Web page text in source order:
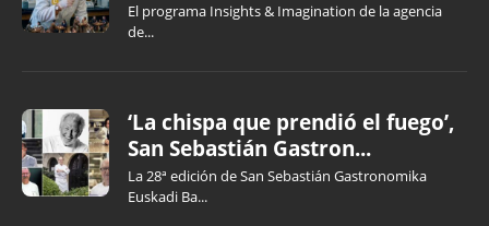
El programa Insights & Imagination de la agencia
de...
‘La chispa que prendió el fuego’,
San Sebastián Gastron...
La 28ª edición de San Sebastián Gastronomika
Euskadi Ba...